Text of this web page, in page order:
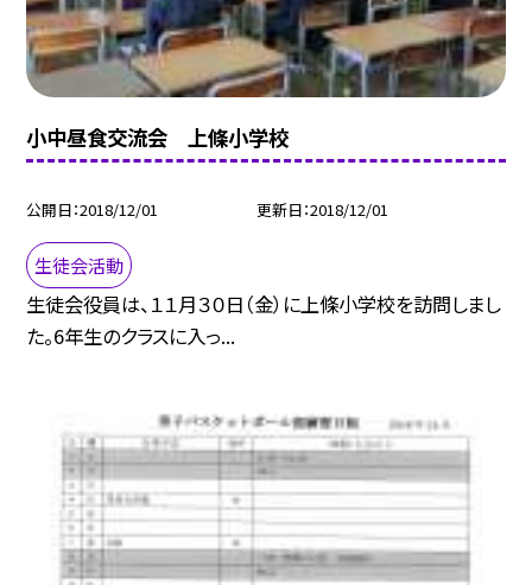
小中昼食交流会 上條小学校
公開日 2018/12/01 更新日 2018/12/01
生徒会活動
生徒会役員は、１１月３０日（金）に上條小学校を訪問しまし
た。6年生のクラスに入っ...